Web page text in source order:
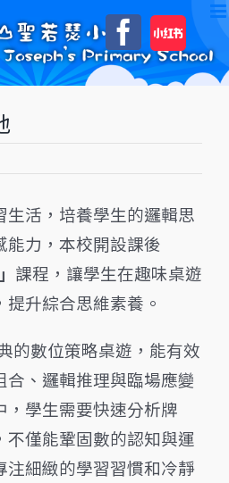
自
訂
活，培養學生的邏輯思
能力，本校開設課後
課程，讓學生在趣味桌遊
升綜合思維素養。
的數位策略桌遊，能有效
、邏輯推理與臨場應變
，學生需要快速分析牌
不僅能鞏固數的認知與運
注細緻的學習習慣和冷靜